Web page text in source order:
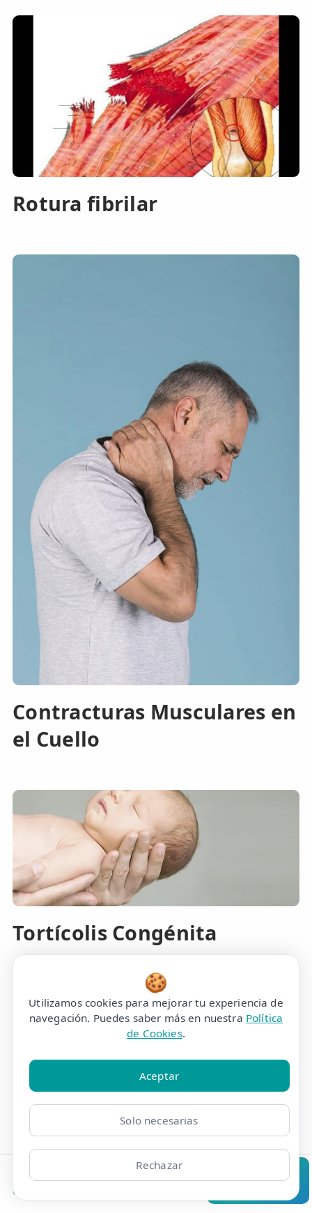
Clínicas
Rotura fibrilar
Contracturas Musculares en
el Cuello
Tortícolis Congénita
🍪
Utilizamos cookies para mejorar tu experiencia de
navegación. Puedes saber más en nuestra Política
de Cookies.
Aceptar
Solo necesarias
Rechazar